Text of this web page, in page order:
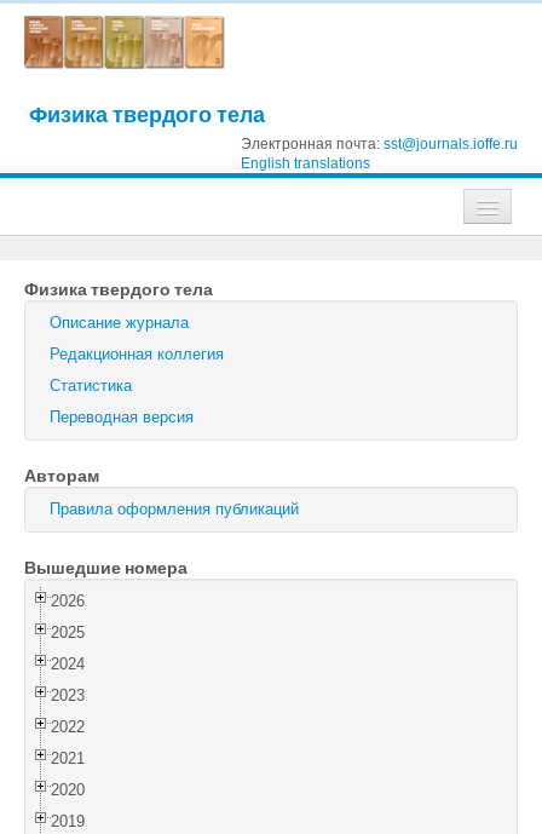
Физика твердого тела
Электронная почта: sst@journals.ioffe.ru
English translations
Журнал технической физики
Письма в Журнал технической физики
Физика твердого тела
Физика и техника полупроводников
Оптика и спектроскопия
Поиск
Войти
Физика твердого тела
Описание журнала
Редакционная коллегия
Статистика
Переводная версия
Авторам
Правила оформления публикаций
Вышедшие номера
2026
2025
2024
2023
2022
2021
2020
2019